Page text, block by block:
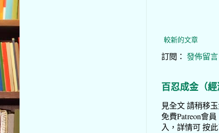
較新的文章
訂閱： 發佈留
百忍成金（
見全文 請稍移
免費Patreon會
入，詳情可 按